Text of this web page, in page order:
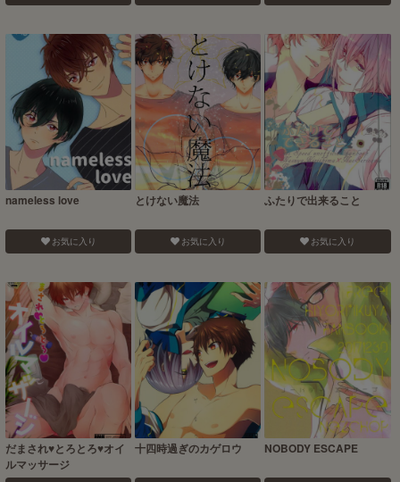
nameless love
お気に入り
とけない魔法
お気に入り
ふたりで出来ること
お気に入り
だまされ♥とろとろ♥オイ
ルマッサージ
十四時過ぎのカゲロウ NOBODY ESCAPE